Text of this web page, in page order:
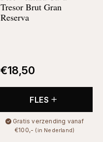
Tresor Brut Gran
Reserva
€18,50
FLES
Gratis verzending vanaf
€100,- (in Nederland)